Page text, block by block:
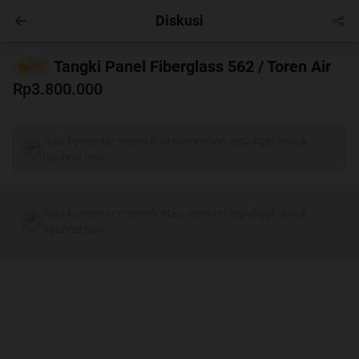
Masuk
Diskusi
Sell
Tangki Panel Fiberglass 562 / Toren Air
Rp3.800.000